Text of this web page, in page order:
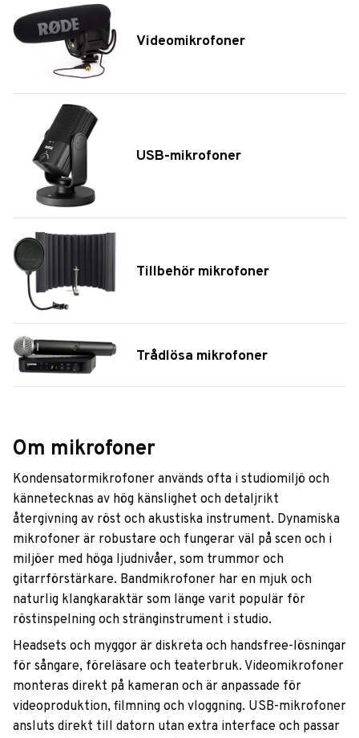
Videomikrofoner
USB-mikrofoner
Tillbehör mikrofoner
Trådlösa mikrofoner
Om mikrofoner
Kondensatormikrofoner används ofta i studiomiljö och
kännetecknas av hög känslighet och detaljrikt
återgivning av röst och akustiska instrument. Dynamiska
mikrofoner är robustare och fungerar väl på scen och i
miljöer med höga ljudnivåer, som trummor och
gitarrförstärkare. Bandmikrofoner har en mjuk och
naturlig klangkaraktär som länge varit populär för
röstinspelning och stränginstrument i studio.
Headsets och myggor är diskreta och handsfree-lösningar
för sångare, föreläsare och teaterbruk. Videomikrofoner
monteras direkt på kameran och är anpassade för
videoproduktion, filmning och vloggning. USB-mikrofoner
ansluts direkt till datorn utan extra interface och passar